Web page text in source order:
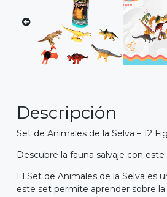
Descripción
Set de Animales de la Selva – 12
Descubre la fauna salvaje con
El Set de Animales de la Selva es
este set permite aprender sobre